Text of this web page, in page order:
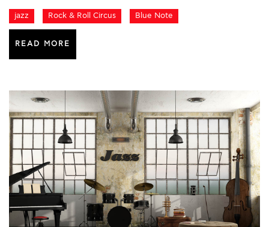
jazz Rock & Roll Circus Blue Note
READ MORE